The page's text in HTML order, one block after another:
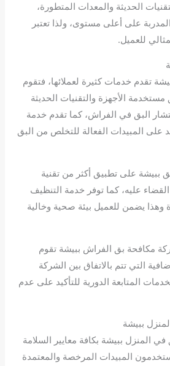
الحديثة والمعدات المتطورة،
على أعلى مستوى، ولذا تعتبر
للعميل.
تقدم خدمات كثيرة لعملائها، فتقوم
الأجهزة والتقنيات الحديثة
البق في الفراش، كما تقدم خدمة
على المبيدات الفعالة للتخلص من البق
على تطبيق أكثر من تقنية
عليه، كما توفر خدمة التنظيف
وهذا يضمن للعميل بيئة صحية وخالية
مكافحة بق الفراش ببيشة تقوم
التي تتم بالاتفاق بين الشركة
المتابعة الدورية للتأكيد على عدم
ببيشة
المنزل ببيشة بكافة معايير السلامة
المبيدات المرخصة والمعتمدة